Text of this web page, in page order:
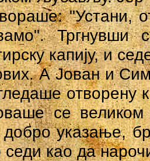
"Устани,
Тргнувши
капију, и
А Јован и
отворену
се
указање,
седи као да